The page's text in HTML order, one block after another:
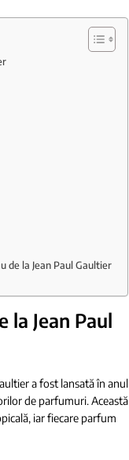
de la Jean Paul Gaultier
la Jean Paul
a fost lansată în anul
de parfumuri. Această
iar fiecare parfum